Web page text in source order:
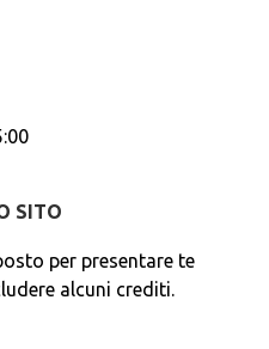
SITO
per presentare te
alcuni crediti.